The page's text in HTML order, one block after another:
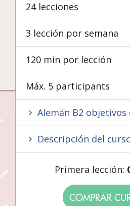
24 lecciones
3 lección por semana
120 min por lección
Máx. 5 participants
Alemán B2 objetivos
Descripción del
Primera lección:
COMPRAR